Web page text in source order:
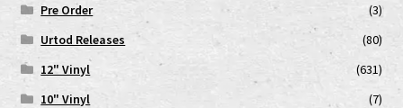
Pre Order
(3)
Urtod Releases
(80)
12" Vinyl
(631)
10" Vinyl
(7)